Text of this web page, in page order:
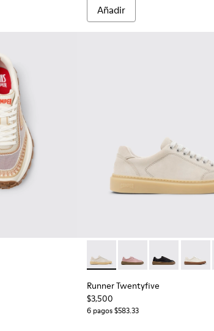
Añadir
Runner Twentyfive -
Runner Twentyfive -
Runner
Runner Twentyfive
$3,500
6 pagos $583.33